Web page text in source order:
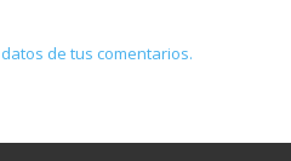
de tus comentarios.